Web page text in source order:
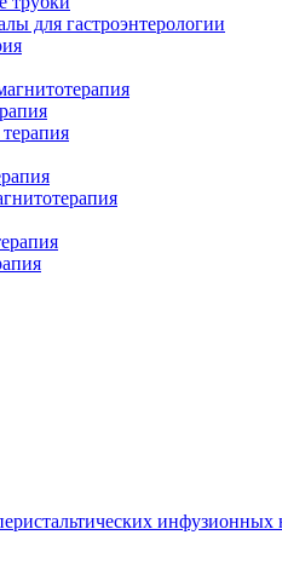
для гастроэнтерологии
инфузионных